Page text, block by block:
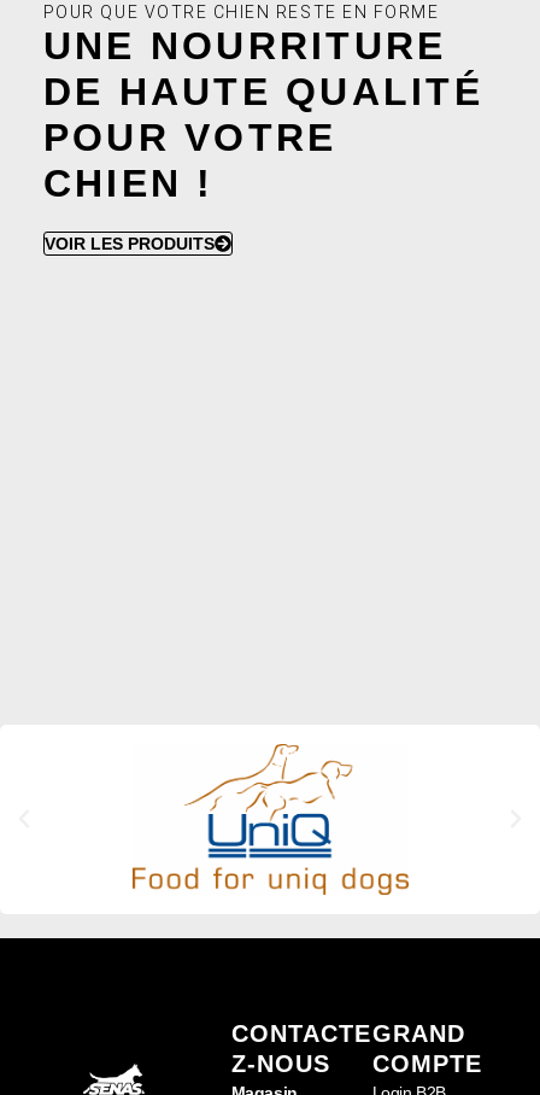
POUR QUE VOTRE CHIEN RESTE EN FORME
UNE NOURRITURE
DE HAUTE QUALITÉ
POUR VOTRE
CHIEN !
VOIR LES PRODUITS
CONTACTE
Z-NOUS
GRAND
COMPTE